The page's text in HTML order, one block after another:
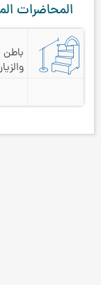
المحاضرات
باطن